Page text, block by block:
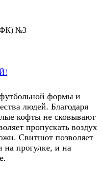
№3
формы и
людей. Благодаря
кофты не сковывают
пропускать воздух
Свитшот позволяет
на прогулке, и на